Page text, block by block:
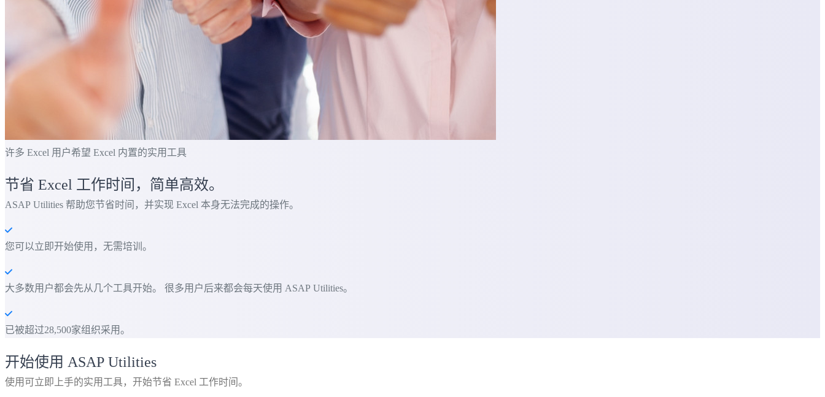
许多 Excel 用户希望 Excel 内置的实用工具
节省 Excel 工作时间，简单高效。
ASAP Utilities 帮助您节省时间，并实现 Excel 本身无法完成的操作。
您可以立即开始使用，无需培训。
大多数用户都会先从几个工具开始。 很多用户后来都会每天使用 ASAP Utilities。
已被超过28,500家组织采用。
开始使用 ASAP Utilities
使用可立即上手的实用工具，开始节省 Excel 工作时间。